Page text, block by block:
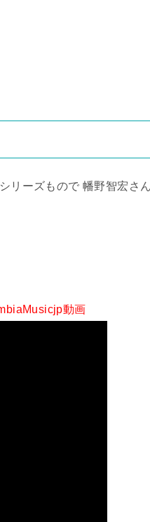
リーズもので 幡野智宏さ
動画